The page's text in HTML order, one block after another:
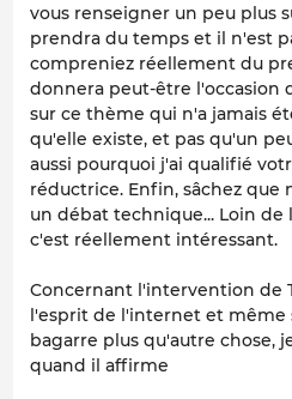
vous renseigner un peu plus
prendra du temps et il n'est
compreniez réellement du
donnera peut-être l'occasion
sur ce thème qui n'a jamais
qu'elle existe, et pas qu'un
aussi pourquoi j'ai qualifié
réductrice. Enfin, sâchez que
un débat technique... Loin de
c'est réellement intéressant.
Concernant l'intervention de
l'esprit de l'internet et même
bagarre plus qu'autre chose,
quand il affirme